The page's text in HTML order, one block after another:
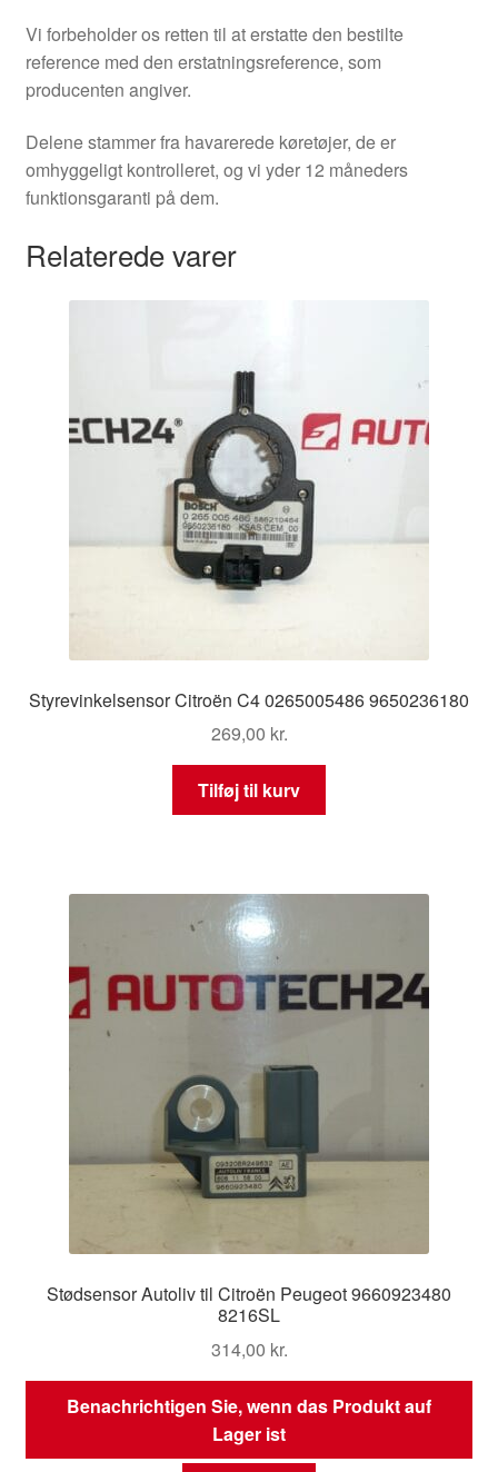
Vi forbeholder os retten til at erstatte den bestilte
reference med den erstatningsreference, som
producenten angiver.
Delene stammer fra havarerede køretøjer, de er
omhyggeligt kontrolleret, og vi yder 12 måneders
funktionsgaranti på dem.
Relaterede varer
Styrevinkelsensor Citroën C4 0265005486 9650236180
269,00 kr.
Tilføj til kurv
Stødsensor Autoliv til Citroën Peugeot 9660923480
8216SL
314,00 kr.
Benachrichtigen Sie, wenn das Produkt auf
Lager ist